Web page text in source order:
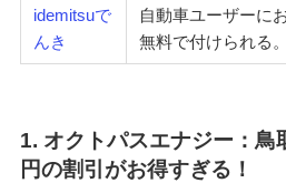
idemitsuで
んき
自動車ユーザーに
無料で付けられる。
1. オクトパスエナジー：鳥
円の割引がお得すぎる！